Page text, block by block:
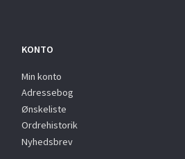
KONTO
Min konto
Adressebog
Ønskeliste
Ordrehistorik
Nyhedsbrev